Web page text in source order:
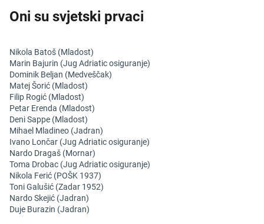
Oni su svjetski prvaci
Nikola Batoš (Mladost)
Marin Bajurin (Jug Adriatic osiguranje)
Dominik Beljan (Medveščak)
Matej Šorić (Mladost)
Filip Rogić (Mladost)
Petar Erenda (Mladost)
Deni Sappe (Mladost)
Mihael Mladineo (Jadran)
Ivano Lončar (Jug Adriatic osiguranje)
Nardo Dragaš (Mornar)
Toma Drobac (Jug Adriatic osiguranje)
Nikola Ferić (POŠK 1937)
Toni Galušić (Zadar 1952)
Nardo Skejić (Jadran)
Duje Burazin (Jadran)